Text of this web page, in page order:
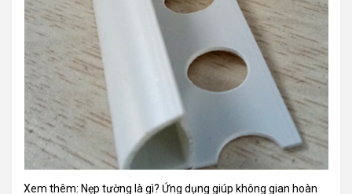
Xem thêm:Nẹp tường là gì? Ứng dụng giúp không gian hoàn